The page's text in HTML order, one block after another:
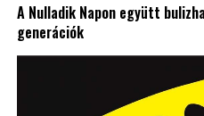
A Nulladik Napon együtt
generációk